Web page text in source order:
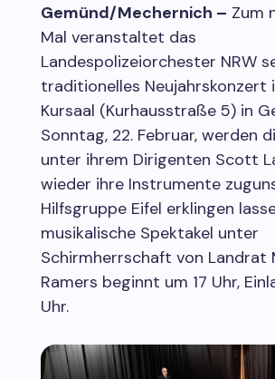
Gemünd/Mechernich – Zum
Mal veranstaltet das
Landespolizeiorchester NRW
traditionelles Neujahrskonzert
Kursaal (Kurhausstraße 5) in
Sonntag, 22. Februar, werden
unter ihrem Dirigenten Scott
wieder ihre Instrumente
Hilfsgruppe Eifel erklingen
musikalische Spektakel unter
Schirmherrschaft von Landrat
Ramers beginnt um 17 Uhr,
Uhr.